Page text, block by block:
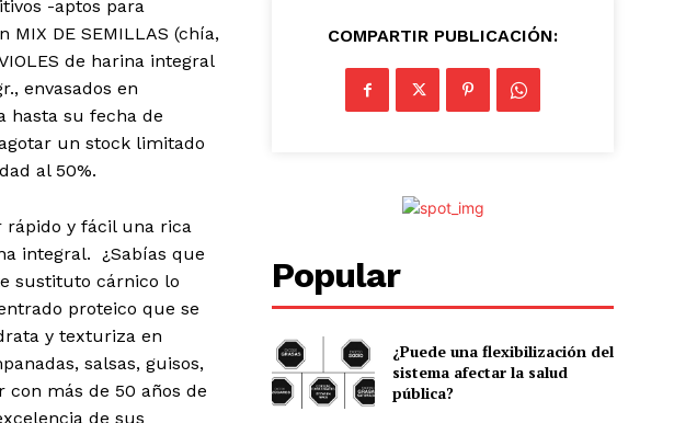
-aptos para
DE SEMILLAS (chía,
de harina integral
envasados en
hasta su fecha de
un stock limitado
al 50%.
rápido y fácil una rica
integral. ¿Sabías que
sustituto cárnico lo
proteico que se
y texturiza en
salsas, guisos,
con más de 50 años de
de sus
COMPARTIR PUBLICACIÓN:
Popular
¿Puede una flexibilización del
sistema afectar la salud
pública?